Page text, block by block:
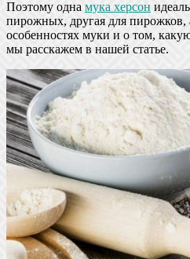
Поэтому одна мука херсон
пирожных, другая для
особенностях муки и о том,
мы расскажем в нашей статье.